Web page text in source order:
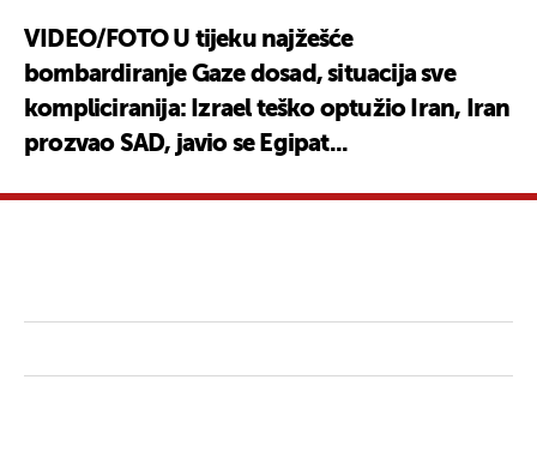
VIDEO/FOTO U tijeku najžešće
bombardiranje Gaze dosad, situacija sve
kompliciranija: Izrael teško optužio Iran, Iran
prozvao SAD, javio se Egipat...